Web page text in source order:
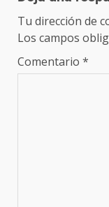
Tu dirección de
Los campos
Comentario *